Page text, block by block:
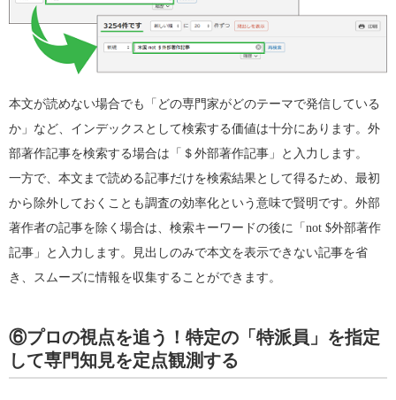
本文が読めない場合でも「どの専門家がどのテーマで発信している
か」など、インデックスとして検索する価値は十分にあります。外
部著作記事を検索する場合は「＄外部著作記事」と入力します。
一方で、本文まで読める記事だけを検索結果として得るため、最初
から除外しておくことも調査の効率化という意味で賢明です。外部
著作者の記事を除く場合は、検索キーワードの後に「not $外部著作
記事」と入力します。見出しのみで本文を表示できない記事を省
き、スムーズに情報を収集することができます。
⑥プロの視点を追う！特定の「特派員」を指定
して専門知見を定点観測する